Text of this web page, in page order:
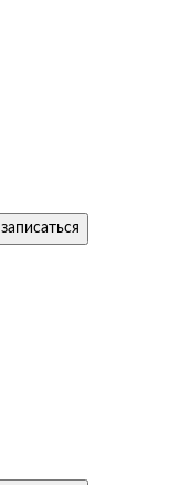
записаться